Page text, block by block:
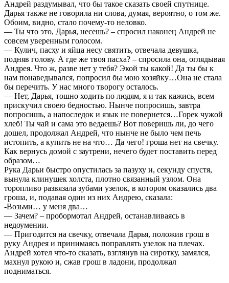
Андрей раздумывал, что бы такое сказать своей спутнице.
Дарья также не говорила ни слова, думая, вероятно, о том же.
Обоим, видно, стало почему-то неловко.
— Ты что это, Дарья, несешь? – спросил наконец Андрей не
совсем уверенным голосом.
— Кулич, пасху и яйца несу святить, отвечала девушка,
подняв голову. А где же твоя пасха? – спросила она, оглядывая
Андрея. Что ж, разве нет у тебя? Экой ты какой! Да ты бы к
нам понаведывался, попросил бы мою хозяйку…Она не стала
бы перечить. У нас много творогу осталось.
— Нет, Дарья, тошно ходить по людям, я и так кажись, всем
прискучил своею бедностью. Нынче попросишь, завтра
попросишь, а напоследок и язык не повернется…Горек чужой
хлеб! Ты чай и сама это ведаешь? Вот поверишь ли, до чего
дошел, продолжал Андрей, что нынче не было чем печь
истопить, а купить не на что… Да чего! гроша нет на свечку.
Как вернусь домой с заутрени, нечего будет поставить перед
образом…
Рука Дарьи быстро опустилась за пазуху и, секунду спустя,
вынула клинушек холста, плотно связанный узлом. Она
торопливо развязала зубами узелок, в котором оказались два
гроша, и, подавая один из них Андрею, сказала:
-Возьми… у меня два…
— Зачем? – пробормотал Андрей, останавливаясь в
недоумении.
— Пригодится на свечку, отвечала Дарья, положив грош в
руку Андрея и принимаясь поправлять узелок на плечах.
Андрей хотел что-то сказать, взглянув на сиротку, замялся,
махнул рукою и, сжав грош в ладони, продолжал
подниматься.